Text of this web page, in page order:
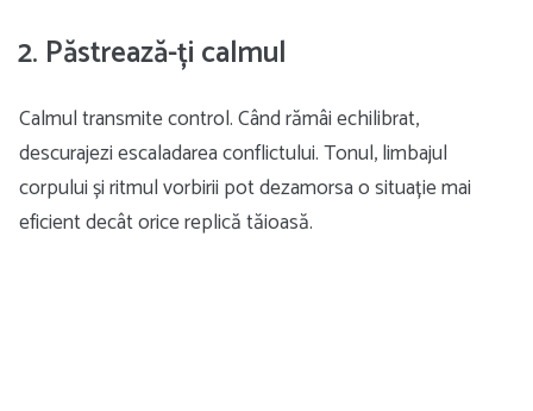
2. Păstrează-ți calmul
Calmul transmite control. Când rămâi echilibrat,
descurajezi escaladarea conflictului. Tonul, limbajul
corpului și ritmul vorbirii pot dezamorsa o situație mai
eficient decât orice replică tăioasă.